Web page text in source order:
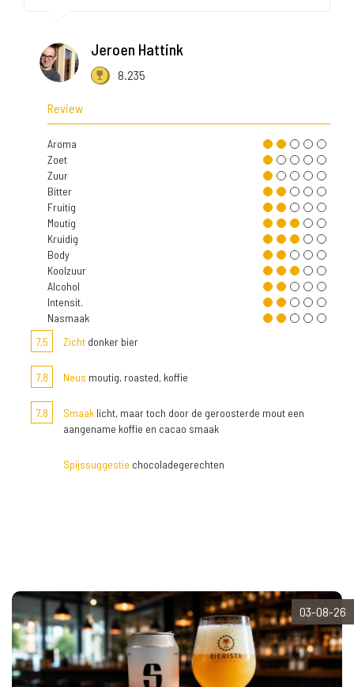
Jeroen Hattink
8.235
Review
Aroma
Zoet
Zuur
Bitter
Fruitig
Moutig
Kruidig
Body
Koolzuur
Alcohol
Intensit.
Nasmaak
7,5
Zicht donker bier
7,8 Neus moutig, roasted, koffie
7,8 Smaak licht, maar toch door de geroosterde mout een
aangename koffie en cacao smaak
Spijssuggestie chocoladegerechten
03-08-26